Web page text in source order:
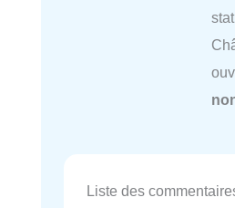
Liste des